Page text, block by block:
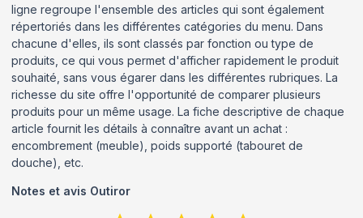
ligne regroupe l'ensemble des articles qui sont également
répertoriés dans les différentes catégories du menu. Dans
chacune d'elles, ils sont classés par fonction ou type de
produits, ce qui vous permet d'afficher rapidement le produit
souhaité, sans vous égarer dans les différentes rubriques. La
richesse du site offre l'opportunité de comparer plusieurs
produits pour un même usage. La fiche descriptive de chaque
article fournit les détails à connaître avant un achat :
encombrement (meuble), poids supporté (tabouret de
douche), etc.
Notes et avis Outiror